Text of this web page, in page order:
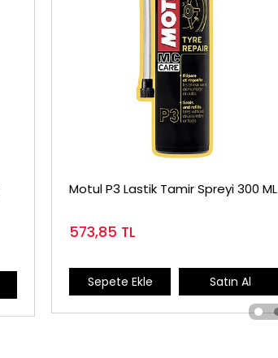
Motul P3 Lastik Tamir Spreyi 300 ML
573,85 TL
Sepete Ekle Satın Al